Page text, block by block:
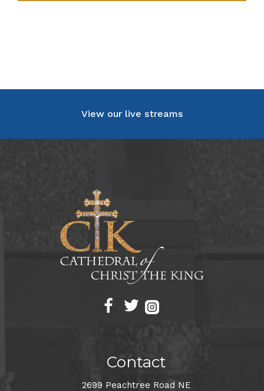
View our live streams
Contact
2699 Peachtree Road NE